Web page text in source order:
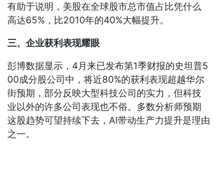
有助于说明，美股在全球股市总市值占比凭什么
高达65%，比2010年的40%大幅提升。
三、企业获利表现耀眼
彭博数据显示，4月来已发布第1季财报的史坦普5
00成分股公司中，将近80%的获利表现超越华尔
街预期，部分反映大型科技公司的实力，但科技
业以外的许多公司表现也不俗。多数分析师预期
这股趋势可望持续下去，AI带动生产力提升是理由
之一。